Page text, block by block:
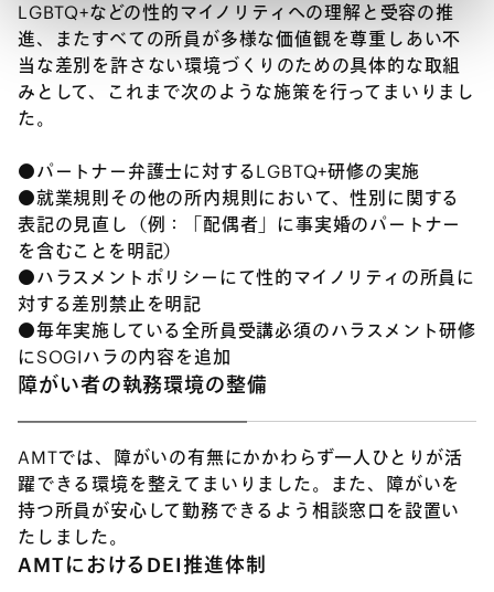
LGBTQ+などの性的マイノリティへの理解と受容の推
進、またすべての所員が多様な価値観を尊重しあい不
当な差別を許さない環境づくりのための具体的な取組
みとして、これまで次のような施策を行ってまいりまし
た。
●パートナー弁護士に対するLGBTQ+研修の実施
●就業規則その他の所内規則において、性別に関する
表記の見直し（例：「配偶者」に事実婚のパートナー
を含むことを明記）
●ハラスメントポリシーにて性的マイノリティの所員に
対する差別禁止を明記
●毎年実施している全所員受講必須のハラスメント研修
にSOGIハラの内容を追加
障がい者の執務環境の整備
AMTでは、障がいの有無にかかわらず一人ひとりが活
躍できる環境を整えてまいりました。また、障がいを
持つ所員が安心して勤務できるよう相談窓口を設置い
たしました。
AMTにおけるDEI推進体制